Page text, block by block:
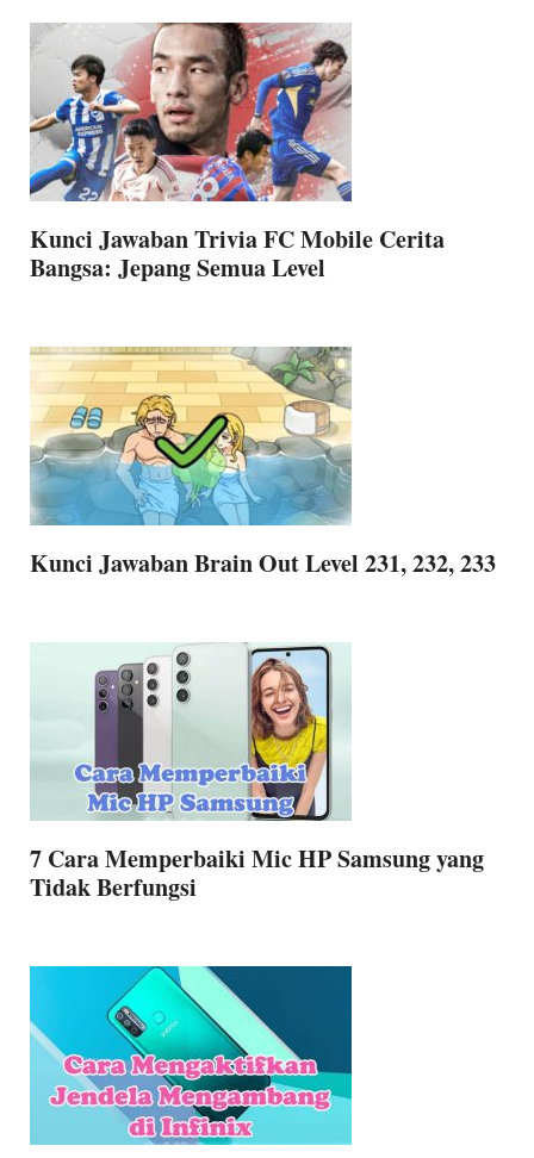
Kunci Jawaban Trivia FC Mobile Cerita
Bangsa: Jepang Semua Level
Kunci Jawaban Brain Out Level 231, 232, 233
7 Cara Memperbaiki Mic HP Samsung yang
Tidak Berfungsi